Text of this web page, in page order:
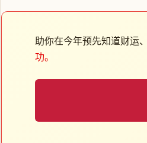
助你在今年预先知道财运
功。